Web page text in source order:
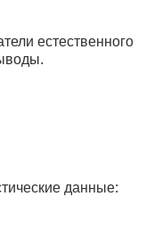
естественного
данные: